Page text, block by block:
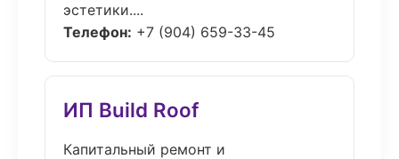
эстетики....
Телефон: +7 (904) 659-33-45
ИП Build Roof
Капитальный ремонт и